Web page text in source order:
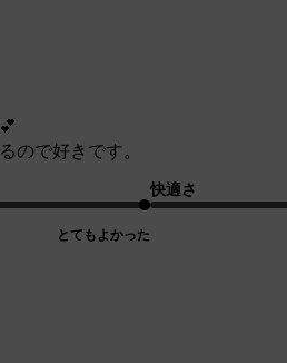
ので好きです。
とてもよかった
快適さ